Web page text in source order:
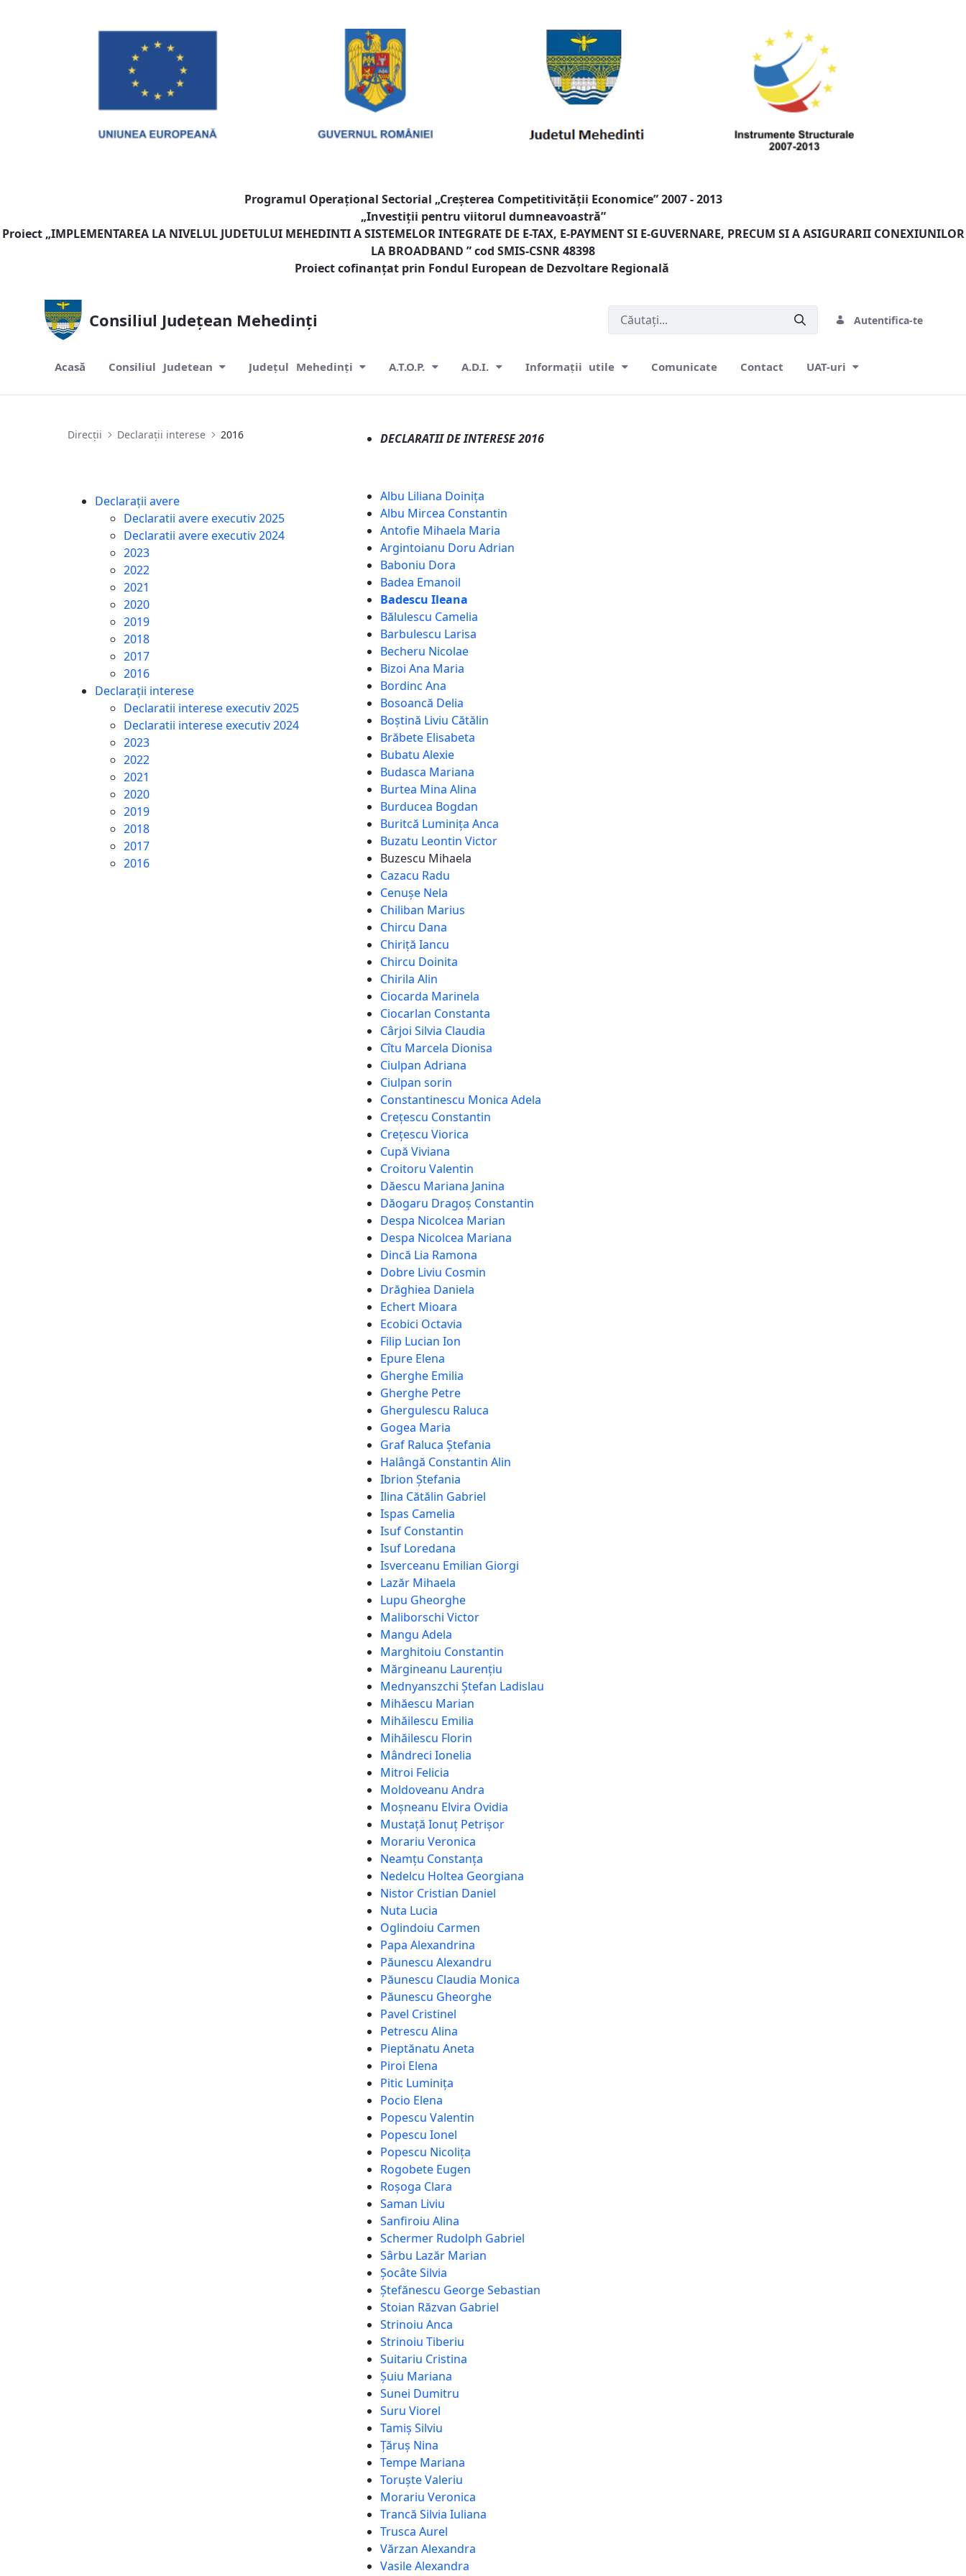
Programul Operaţional Sectorial „Creşterea Competitivităţii Economice” 2007 - 2013
„Investiţii pentru viitorul dumneavoastră”
Proiect „IMPLEMENTAREA LA NIVELUL JUDETULUI MEHEDINTI A SISTEMELOR INTEGRATE DE E-TAX, E-PAYMENT SI E-GUVERNARE, PRECUM SI A ASIGURARII CONEXIUNILOR
LA BROADBAND ” cod SMIS-CSNR 48398
Proiect cofinanţat prin Fondul European de Dezvoltare Regională
Consiliul Județean Mehedinți Autentifica-te
Acasă Consiliul Judetean Județul Mehedinți A.T.O.P. A.D.I. Informații utile Comunicate Contact UAT-uri
Direcții Declarații interese 2016
Declarații avere
Declaratii avere executiv 2025
Declaratii avere executiv 2024
2023
2022
2021
2020
2019
2018
2017
2016
Declarații interese
Declaratii interese executiv 2025
Declaratii interese executiv 2024
2023
2022
2021
2020
2019
2018
2017
2016
DECLARATII DE INTERESE 2016
Albu Liliana Doinița
Albu Mircea Constantin
Antofie Mihaela Maria
Argintoianu Doru Adrian
Baboniu Dora
Badea Emanoil
Badescu Ileana
Bălulescu Camelia
Barbulescu Larisa
Becheru Nicolae
Bizoi Ana Maria
Bordinc Ana
Bosoancă Delia
Boștină Liviu Cătălin
Brăbete Elisabeta
Bubatu Alexie
Budasca Mariana
Burtea Mina Alina
Burducea Bogdan
Buritcă Luminița Anca
Buzatu Leontin Victor
Buzescu Mihaela
Cazacu Radu
Cenușe Nela
Chiliban Marius
Chircu Dana
Chiriță Iancu
Chircu Doinita
Chirila Alin
Ciocarda Marinela
Ciocarlan Constanta
Cârjoi Silvia Claudia
Cîtu Marcela Dionisa
Ciulpan Adriana
Ciulpan sorin
Constantinescu Monica Adela
Crețescu Constantin
Crețescu Viorica
Cupă Viviana
Croitoru Valentin
Dăescu Mariana Janina
Dăogaru Dragoș Constantin
Despa Nicolcea Marian
Despa Nicolcea Mariana
Dincă Lia Ramona
Dobre Liviu Cosmin
Drăghiea Daniela
Echert Mioara
Ecobici Octavia
Filip Lucian Ion
Epure Elena
Gherghe Emilia
Gherghe Petre
Ghergulescu Raluca
Gogea Maria
Graf Raluca Ștefania
Halângă Constantin Alin
Ibrion Ștefania
Ilina Cătălin Gabriel
Ispas Camelia
Isuf Constantin
Isuf Loredana
Isverceanu Emilian Giorgi
Lazăr Mihaela
Lupu Gheorghe
Maliborschi Victor
Mangu Adela
Marghitoiu Constantin
Mărgineanu Laurențiu
Mednyanszchi Ștefan Ladislau
Mihăescu Marian
Mihăilescu Emilia
Mihăilescu Florin
Mândreci Ionelia
Mitroi Felicia
Moldoveanu Andra
Moșneanu Elvira Ovidia
Mustață Ionuț Petrișor
Morariu Veronica
Neamțu Constanța
Nedelcu Holtea Georgiana
Nistor Cristian Daniel
Nuta Lucia
Oglindoiu Carmen
Papa Alexandrina
Păunescu Alexandru
Păunescu Claudia Monica
Păunescu Gheorghe
Pavel Cristinel
Petrescu Alina
Pieptănatu Aneta
Piroi Elena
Pitic Luminița
Pocio Elena
Popescu Valentin
Popescu Ionel
Popescu Nicolița
Rogobete Eugen
Roșoga Clara
Saman Liviu
Sanfiroiu Alina
Schermer Rudolph Gabriel
Sârbu Lazăr Marian
Șocâte Silvia
Ștefănescu George Sebastian
Stoian Răzvan Gabriel
Strinoiu Anca
Strinoiu Tiberiu
Suitariu Cristina
Șuiu Mariana
Sunei Dumitru
Suru Viorel
Tamiș Silviu
Țăruș Nina
Tempe Mariana
Toruște Valeriu
Morariu Veronica
Trancă Silvia Iuliana
Trusca Aurel
Vărzan Alexandra
Vasile Alexandra